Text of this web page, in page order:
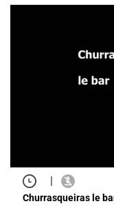
|
Churrasqueiras le